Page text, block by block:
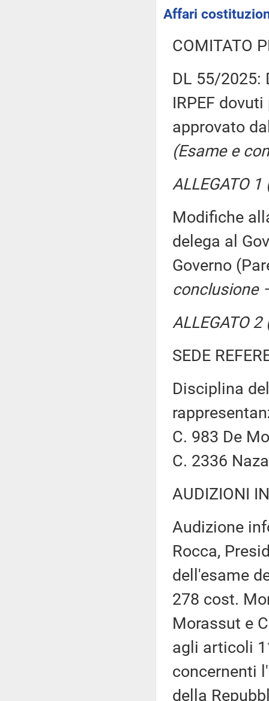
Affari
COMITATO
DL 55/2025:
IRPEF
approvato
(Esame e
ALLEGATO
Modifiche
delega al
Governo
conclusione
ALLEGATO
SEDE
Disciplina
C. 983 De
C. 2336
AUDIZIONI
Audizione
Rocca,
dell'esame
278 cost.
Morassut e
agli articoli
concernenti
della